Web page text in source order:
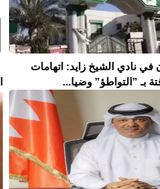
في نادي الشيخ زايد: اتهامات
بـ ”التواطؤ” وضيا...